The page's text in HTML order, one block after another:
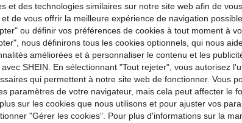
et des technologies similaires sur notre site web afin de
de vous offrir la meilleure expérience de navigation
ou définir vos préférences de cookies à tout moment à
nous définirons tous les cookies optionnels, qui nous
améliorées et à personnaliser le contenu et les
SHEIN. En sélectionnant "Tout rejeter", vous autorisez
qui permettent à notre site web de fonctionner. Vous
paramètres de votre navigateur, mais cela peut affecter le
sur les cookies que nous utilisons et pour ajuster vos
"Gérer les cookies". Pour plus d'informations sur la